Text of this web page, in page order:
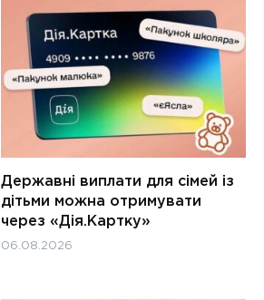
Державні виплати для сімей із
дітьми можна отримувати
через «Дія.Картку»
06.08.2026